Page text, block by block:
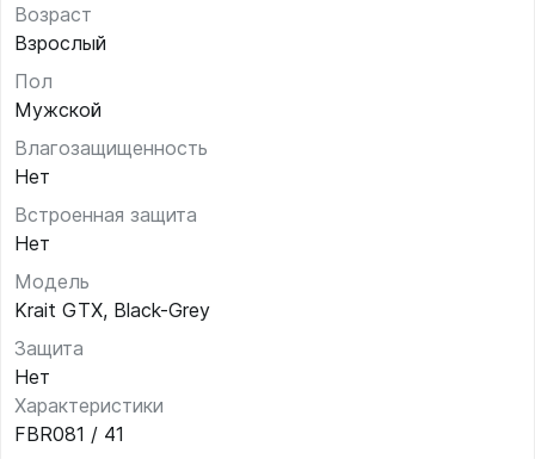
Возраст
Взрослый
Пол
Мужской
Влагозащищенность
Нет
Встроенная защита
Нет
Модель
Krait GTX, Black-Grey
Защита
Нет
Характеристики
FBR081 / 41